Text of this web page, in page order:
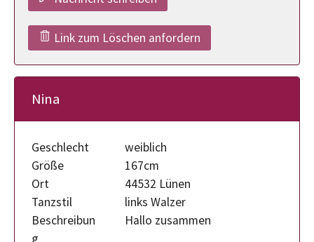
Link zum Löschen anfordern
Nina
Geschlecht
weiblich
Größe
167cm
Ort
44532 Lünen
Tanzstil
links Walzer
Beschreibun
g
Hallo zusammen